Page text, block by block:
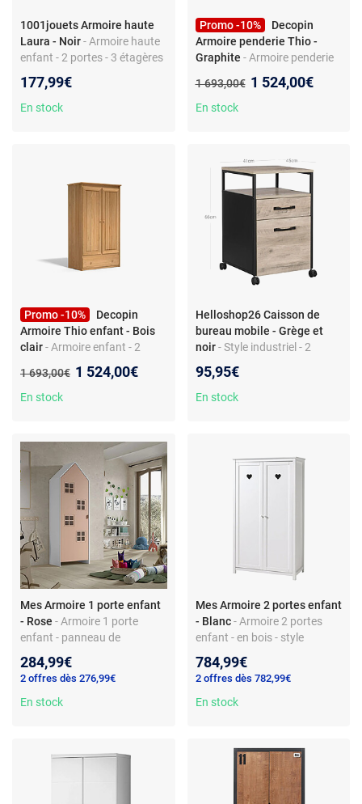
1001jouets Armoire haute
Laura - Noir- Armoire haute
enfant - 2 portes - 3 étagères
177,99€
En stock
Promo -10%
Decopin
Armoire penderie Thio -
Graphite - Armoire penderie
tiroirs - penderie - 3 étagères -
bois
Ancien prix :
1 693,00€ Nouveau prix :
1 524,00€
En stock
Promo -10%
Decopin
Armoire Thio enfant - Bois
clair- Armoire enfant - 2
penderie - 3 étagères - bois
Ancien prix :
1 693,00€ Nouveau prix :
1 524,00€
En stock
Helloshop26 Caisson de
bureau mobile - Grège et
noir - Style industriel - 2
Panneau d'aggloméré -
Dimensions 66 cm - Capacité
95,95€
En stock
Mes Armoire 1 porte enfant
- Rose - Armoire 1 porte
enfant - panneau de
couleur rose
284,99€
2 offres dès 276,99€
En stock
Mes Armoire 2 portes enfant
- Blanc - Armoire 2 portes
enfant - en bois - style
784,99€
2 offres dès 782,99€
En stock